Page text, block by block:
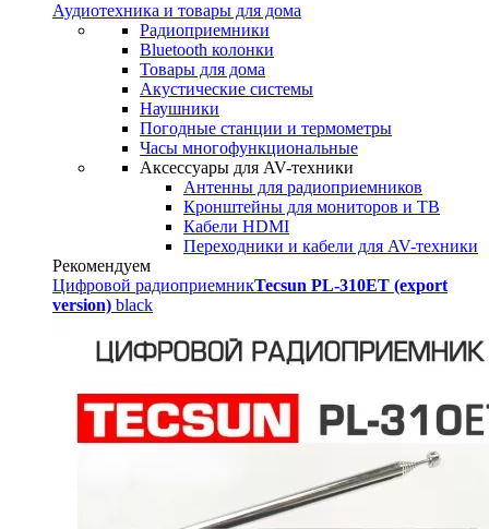
Аудиотехника и товары для дома
Радиоприемники
Bluetooth колонки
Товары для дома
Акустические системы
Наушники
Погодные станции и термометры
Часы многофункциональные
Аксессуары для AV-техники
Антенны для радиоприемников
Кронштейны для мониторов и ТВ
Кабели HDMI
Переходники и кабели для AV-техники
Рекомендуем
Цифровой радиоприемникTecsun PL-310ET (export
version) black